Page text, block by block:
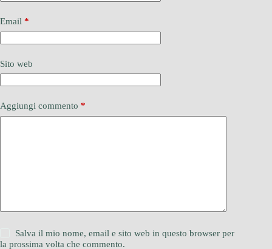
Email *
Sito web
Aggiungi commento *
Salva il mio nome, email e sito web in questo browser per
la prossima volta che commento.